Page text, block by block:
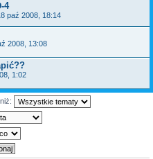
4
paź 2008, 18:14
2008, 13:08
1:02